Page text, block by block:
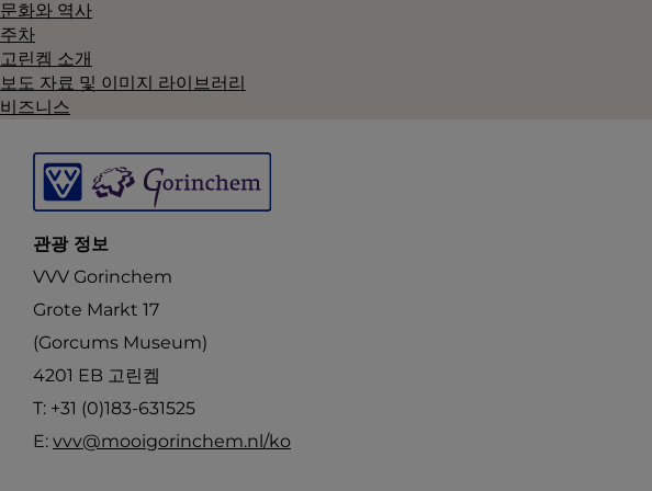
문화와 역사
주차
고린켐 소개
보도 자료 및 이미지 라이브러리
비즈니스
관광 정보
VVV Gorinchem
Grote Markt 17
(Gorcums Museum)
4201 EB 고린켐
T: +31 (0)183-631525
E: vvv@mooigorinchem.nl/ko